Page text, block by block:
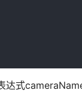
式